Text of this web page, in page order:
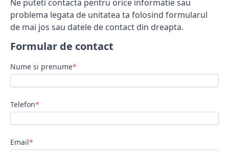
Ne puteti contacta pentru orice informatie sau
problema legata de unitatea ta folosind formularul
de mai jos sau datele de contact din dreapta.
Formular de contact
Nume si prenume*
Telefon*
Email*